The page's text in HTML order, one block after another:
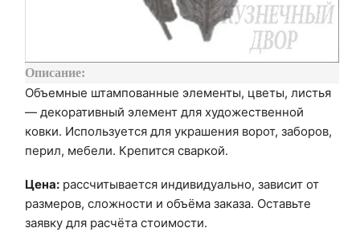
Описание:
Объемные штампованные элементы, цветы, листья
— декоративный элемент для художественной
ковки. Используется для украшения ворот, заборов,
перил, мебели. Крепится сваркой.
Цена: рассчитывается индивидуально, зависит от
размеров, сложности и объёма заказа. Оставьте
заявку для расчёта стоимости.